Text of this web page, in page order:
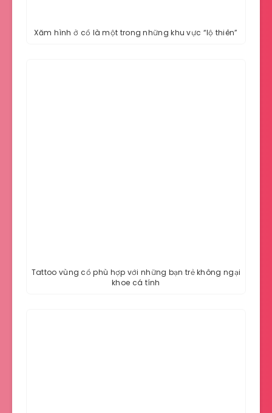
Xăm hình ở cổ là một trong những khu vực “lộ thiên”
Tattoo vùng cổ phù hợp với những bạn trẻ không ngại
khoe cá tính